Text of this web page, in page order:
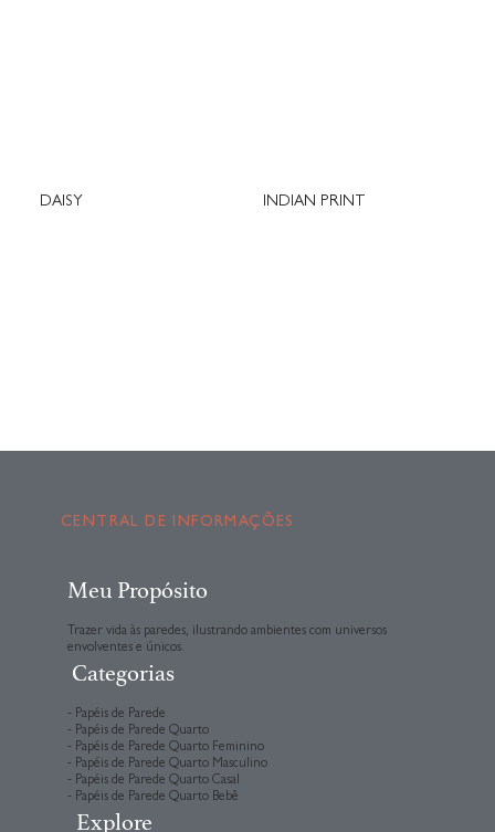
DAISY INDIAN PRINT
CENTRAL DE INFORMAÇÕES
Meu Propósito
Trazer vida às paredes, ilustrando ambientes com universos
envolventes e únicos.
Categorias
- Papéis de Parede
- Papéis de Parede Quarto
- Papéis de Parede Quarto Feminino
- Papéis de Parede Quarto Masculino
- Papéis de Parede Quarto Casal
- Papéis de Parede Quarto Bebê
Explore